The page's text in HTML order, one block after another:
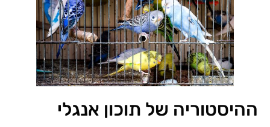
ההיסטוריה של תוכון אנגלי